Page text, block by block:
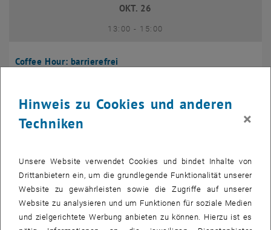
Coffee Hour: barrierefrei
OKT. 26
13:00- bis
15:00
Coffee Hour: International Students
13:00-bis
14:00
Hinweis zu Cookies und anderen
Techniken
×
Unsere Website verwendet Cookies und bindet Inhalte von
Drittanbietern ein, um die grundlegende Funktionalität unserer
Website zu gewährleisten sowie die Zugriffe auf unserer
Website zu analysieren und um Funktionen für soziale Medien
und zielgerichtete Werbung anbieten zu können. Hierzu ist es